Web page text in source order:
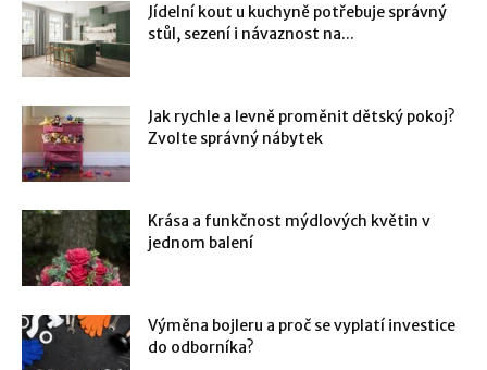
Jídelní kout u kuchyně potřebuje správný
stůl, sezení i návaznost na...
Jak rychle a levně proměnit dětský pokoj?
Zvolte správný nábytek
Krása a funkčnost mýdlových květin v
jednom balení
Výměna bojleru a proč se vyplatí investice
do odborníka?